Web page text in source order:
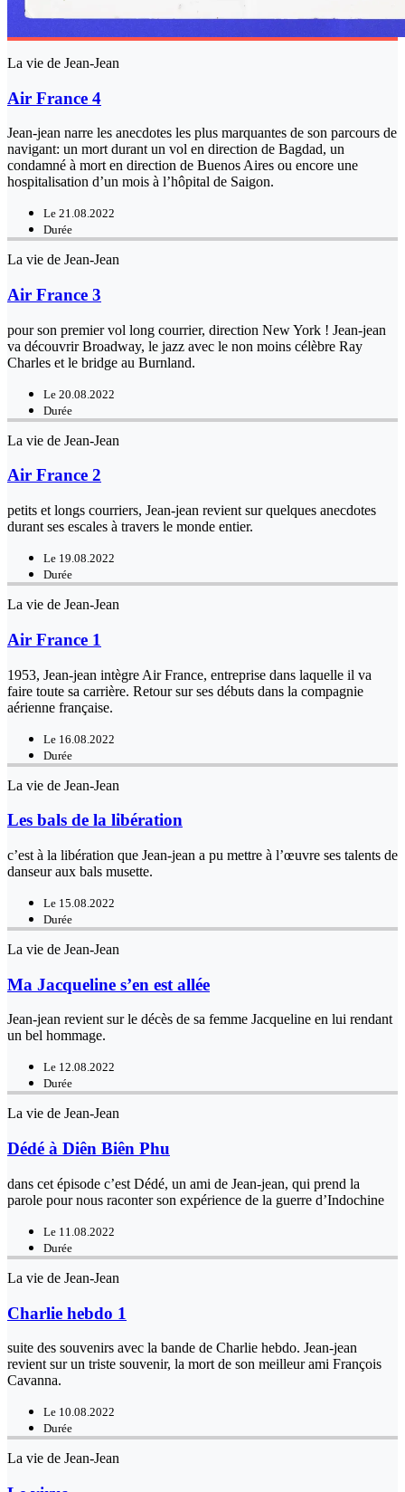
La vie de Jean-Jean
Air France 4
Jean-jean narre les anecdotes les plus marquantes de son parcours de
navigant: un mort durant un vol en direction de Bagdad, un
condamné à mort en direction de Buenos Aires ou encore une
hospitalisation d’un mois à l’hôpital de Saigon.
Le 21.08.2022
Durée
La vie de Jean-Jean
Air France 3
pour son premier vol long courrier, direction New York ! Jean-jean
va découvrir Broadway, le jazz avec le non moins célèbre Ray
Charles et le bridge au Burnland.
Le 20.08.2022
Durée
La vie de Jean-Jean
Air France 2
petits et longs courriers, Jean-jean revient sur quelques anecdotes
durant ses escales à travers le monde entier.
Le 19.08.2022
Durée
La vie de Jean-Jean
Air France 1
1953, Jean-jean intègre Air France, entreprise dans laquelle il va
faire toute sa carrière. Retour sur ses débuts dans la compagnie
aérienne française.
Le 16.08.2022
Durée
La vie de Jean-Jean
Les bals de la libération
c’est à la libération que Jean-jean a pu mettre à l’œuvre ses talents de
danseur aux bals musette.
Le 15.08.2022
Durée
La vie de Jean-Jean
Ma Jacqueline s’en est allée
Jean-jean revient sur le décès de sa femme Jacqueline en lui rendant
un bel hommage.
Le 12.08.2022
Durée
La vie de Jean-Jean
Dédé à Diên Biên Phu
dans cet épisode c’est Dédé, un ami de Jean-jean, qui prend la
parole pour nous raconter son expérience de la guerre d’Indochine
Le 11.08.2022
Durée
La vie de Jean-Jean
Charlie hebdo 1
suite des souvenirs avec la bande de Charlie hebdo. Jean-jean
revient sur un triste souvenir, la mort de son meilleur ami François
Cavanna.
Le 10.08.2022
Durée
La vie de Jean-Jean